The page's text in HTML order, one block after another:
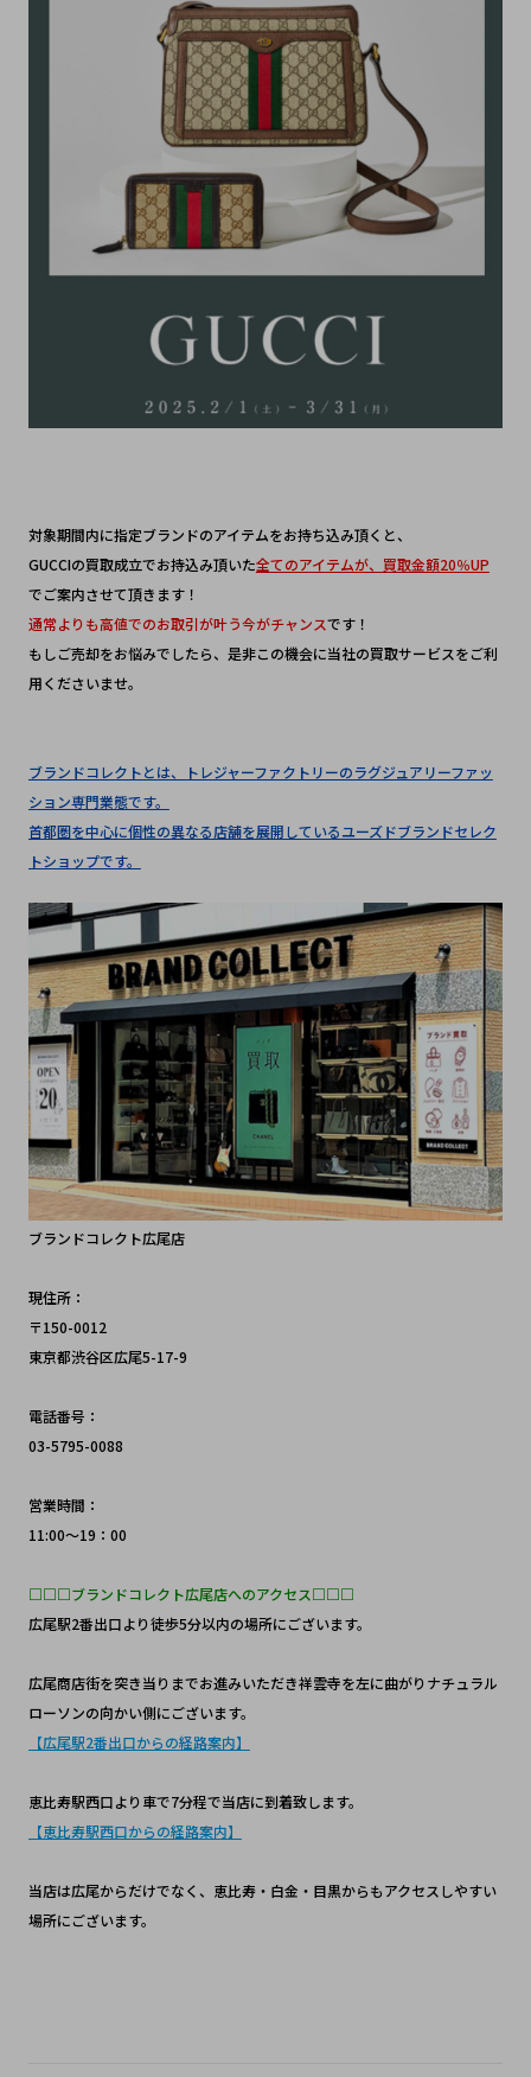
対象期間内に指定ブランドのアイテムをお持ち込み頂くと、
GUCCIの買取成立でお持込み頂いた全てのアイテムが、買取金額20％UP
でご案内させて頂きます！
通常よりも高値でのお取引が叶う今がチャンスです！
もしご売却をお悩みでしたら、是非この機会に当社の買取サービスをご利
用くださいませ。
ブランドコレクトとは、トレジャーファクトリーのラグジュアリーファッ
ション専門業態です。
首都圏を中心に個性の異なる店舗を展開しているユーズドブランドセレク
トショップです。
ブランドコレクト広尾店
現住所：
〒150-0012
東京都渋谷区広尾5-17-9
電話番号：
03-5795-0088
営業時間：
11:00～19：00
□□□ブランドコレクト広尾店へのアクセス□□□
広尾駅2番出口より徒歩5分以内の場所にございます。
広尾商店街を突き当りまでお進みいただき祥雲寺を左に曲がりナチュラル
ローソンの向かい側にございます。
【広尾駅2番出口からの経路案内】
恵比寿駅西口より車で7分程で当店に到着致します。
【恵比寿駅西口からの経路案内】
当店は広尾からだけでなく、恵比寿・白金・目黒からもアクセスしやすい
場所にございます。